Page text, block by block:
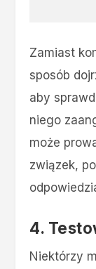
Zamiast
sposób
aby
niego
może
związek,
4.
Niektórzy